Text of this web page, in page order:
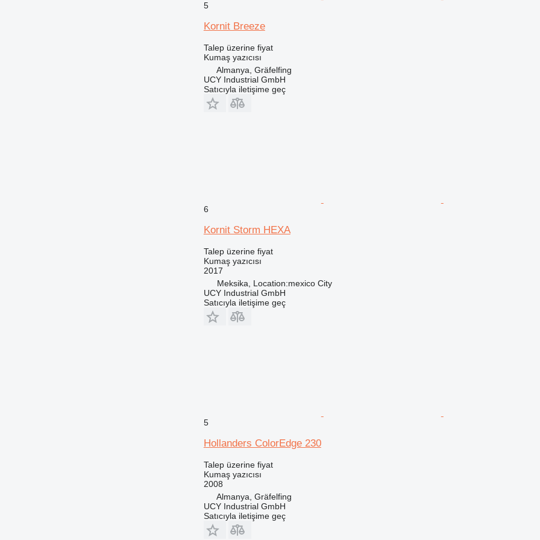
5
Kornit Breeze
Talep üzerine fiyat
Kumaş yazıcısı
Almanya, Gräfelfing
UCY Industrial GmbH
Satıcıyla iletişime geç
6
Kornit Storm HEXA
Talep üzerine fiyat
Kumaş yazıcısı
2017
Meksika, Location:mexico City
UCY Industrial GmbH
Satıcıyla iletişime geç
5
Hollanders ColorEdge 230
Talep üzerine fiyat
Kumaş yazıcısı
2008
Almanya, Gräfelfing
UCY Industrial GmbH
Satıcıyla iletişime geç